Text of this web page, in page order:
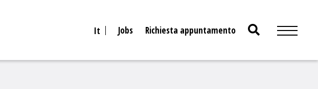
It Jobs Richiesta appuntamento
Search